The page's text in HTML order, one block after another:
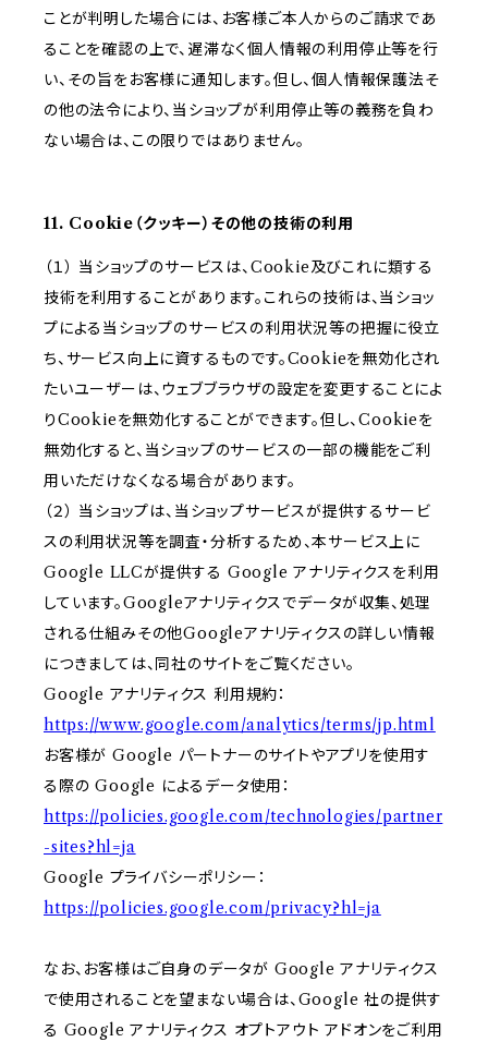
ことが判明した場合には、お客様ご本人からのご請求であ
ることを確認の上で、遅滞なく個人情報の利用停止等を行
い、その旨をお客様に通知します。但し、個人情報保護法そ
の他の法令により、当ショップが利用停止等の義務を負わ
ない場合は、この限りではありません。
11. Cookie（クッキー）その他の技術の利用
（１） 当ショップのサービスは、Cookie及びこれに類する
技術を利用することがあります。これらの技術は、当ショッ
プによる当ショップのサービスの利用状況等の把握に役立
ち、サービス向上に資するものです。Cookieを無効化され
たいユーザーは、ウェブブラウザの設定を変更することによ
りCookieを無効化することができます。但し、Cookieを
無効化すると、当ショップのサービスの一部の機能をご利
用いただけなくなる場合があります。
（２） 当ショップは、当ショップサービスが提供するサービ
スの利用状況等を調査・分析するため、本サービス上に
Google LLCが提供する Google アナリティクスを利用
しています。Googleアナリティクスでデータが収集、処理
される仕組みその他Googleアナリティクスの詳しい情報
につきましては、同社のサイトをご覧ください。
Google アナリティクス 利用規約：
https://www.google.com/analytics/terms/jp.html
お客様が Google パートナーのサイトやアプリを使用す
る際の Google によるデータ使用：
https://policies.google.com/technologies/partner
-sites?hl=ja
Google プライバシーポリシー：
https://policies.google.com/privacy?hl=ja
なお、お客様はご自身のデータが Google アナリティクス
で使用されることを望まない場合は、Google 社の提供す
る Google アナリティクス オプトアウト アドオンをご利用